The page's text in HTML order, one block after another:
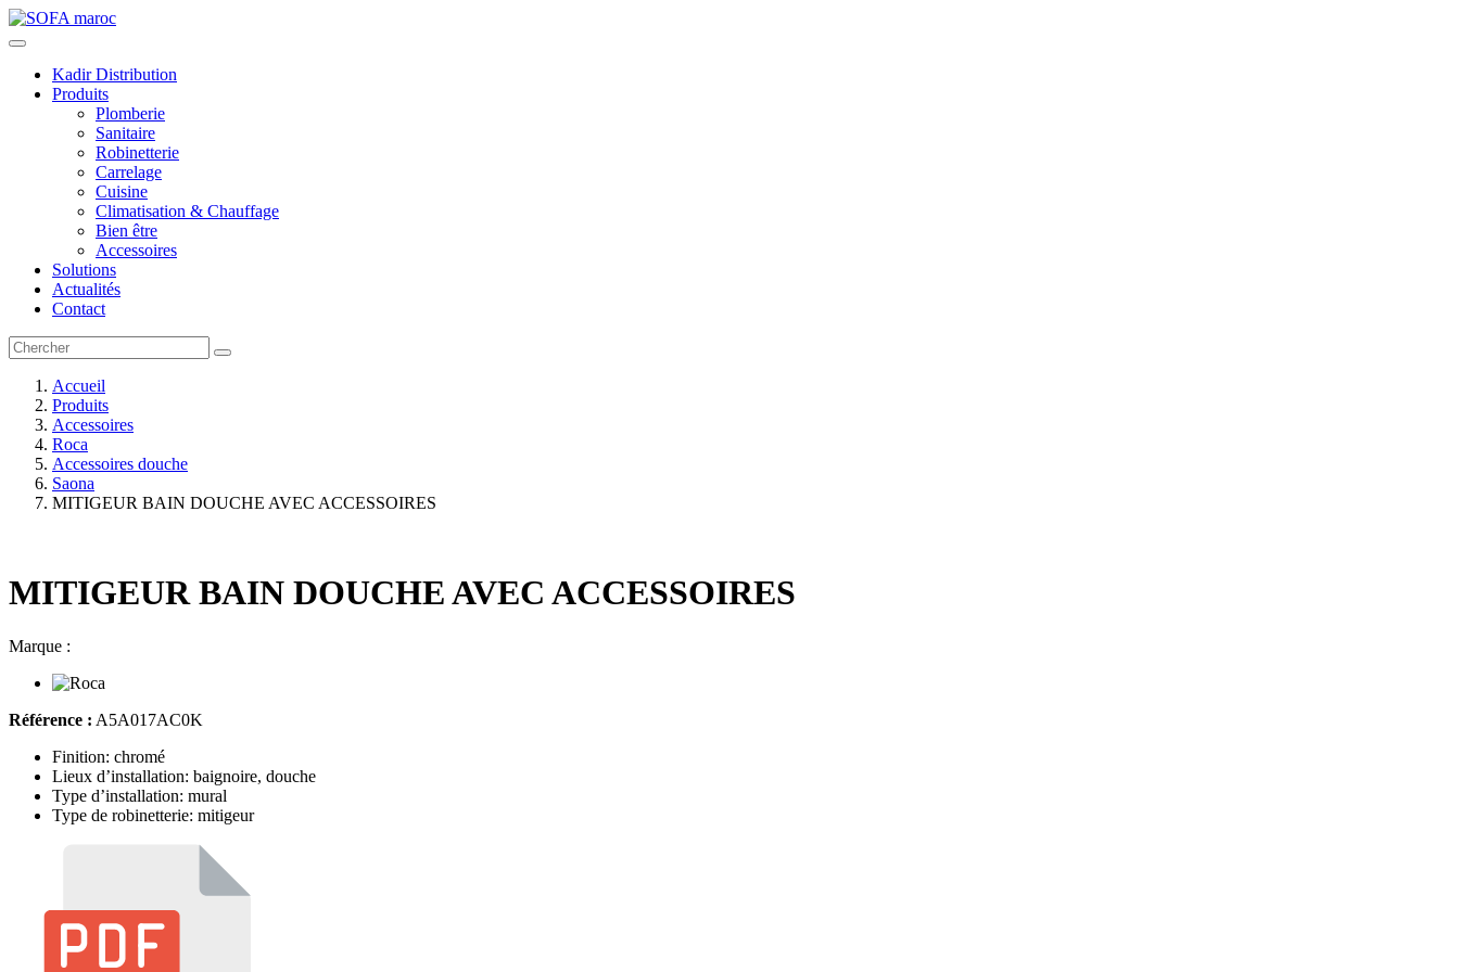
Kadir Distribution
Produits
Plomberie
Sanitaire
Robinetterie
Carrelage
Cuisine
Climatisation & Chauffage
Bien être
Accessoires
Solutions
Actualités
Contact
Accueil
Produits
Accessoires
Roca
Accessoires douche
Saona
MITIGEUR BAIN DOUCHE AVEC ACCESSOIRES
MITIGEUR BAIN DOUCHE AVEC ACCESSOIRES
Marque :
Référence : A5A017AC0K
Finition: chromé
Lieux d’installation: baignoire, douche
Type d’installation: mural
Type de robinetterie: mitigeur